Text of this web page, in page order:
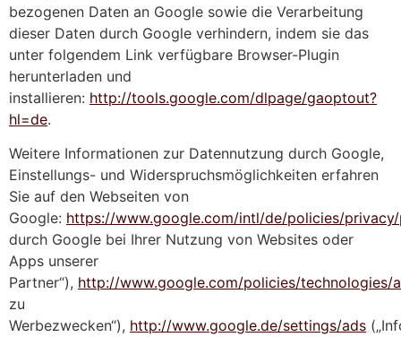
bezogenen Daten an Google sowie die Verarbeitung
dieser Daten durch Google verhindern, indem sie das
unter folgendem Link verfügbare Browser-Plugin
herunterladen und
installieren: http://tools.google.com/dlpage/gaoptout?
hl=de.
Weitere Informationen zur Datennutzung durch Google,
Einstellungs- und Widerspruchsmöglichkeiten erfahren
Sie auf den Webseiten von
Google: https://www.google.com/intl/de/policies/
durch Google bei Ihrer Nutzung von Websites oder
Apps unserer
Partner“), http://www.google.com/policies/technologies/
zu
Werbezwecken“), http://www.google.de/settings/ads